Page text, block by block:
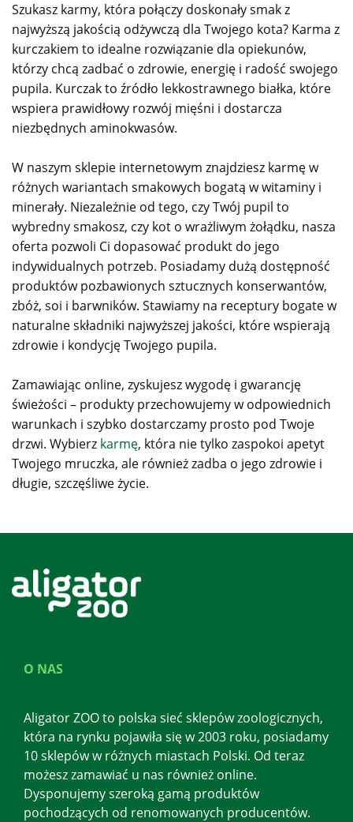
Szukasz karmy, która połączy doskonały smak z
najwyższą jakością odżywczą dla Twojego kota? Karma z
kurczakiem to idealne rozwiązanie dla opiekunów,
którzy chcą zadbać o zdrowie, energię i radość swojego
pupila. Kurczak to źródło lekkostrawnego białka, które
wspiera prawidłowy rozwój mięśni i dostarcza
niezbędnych aminokwasów.
W naszym sklepie internetowym znajdziesz karmę w
różnych wariantach smakowych bogatą w witaminy i
minerały. Niezależnie od tego, czy Twój pupil to
wybredny smakosz, czy kot o wrażliwym żołądku, nasza
oferta pozwoli Ci dopasować produkt do jego
indywidualnych potrzeb. Posiadamy dużą dostępność
produktów pozbawionych sztucznych konserwantów,
zbóż, soi i barwników. Stawiamy na receptury bogate w
naturalne składniki najwyższej jakości, które wspierają
zdrowie i kondycję Twojego pupila.
Zamawiając online, zyskujesz wygodę i gwarancję
świeżości – produkty przechowujemy w odpowiednich
warunkach i szybko dostarczamy prosto pod Twoje
drzwi. Wybierz karmę, która nie tylko zaspokoi apetyt
Twojego mruczka, ale również zadba o jego zdrowie i
długie, szczęśliwe życie.
O NAS
Aligator ZOO to polska sieć sklepów zoologicznych,
która na rynku pojawiła się w 2003 roku, posiadamy
10 sklepów w różnych miastach Polski. Od teraz
możesz zamawiać u nas również online.
Dysponujemy szeroką gamą produktów
pochodzących od renomowanych producentów.